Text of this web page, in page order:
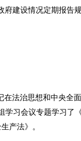
建设情况定期报告
治思想和中央全
习会议专题学习了
产法》。